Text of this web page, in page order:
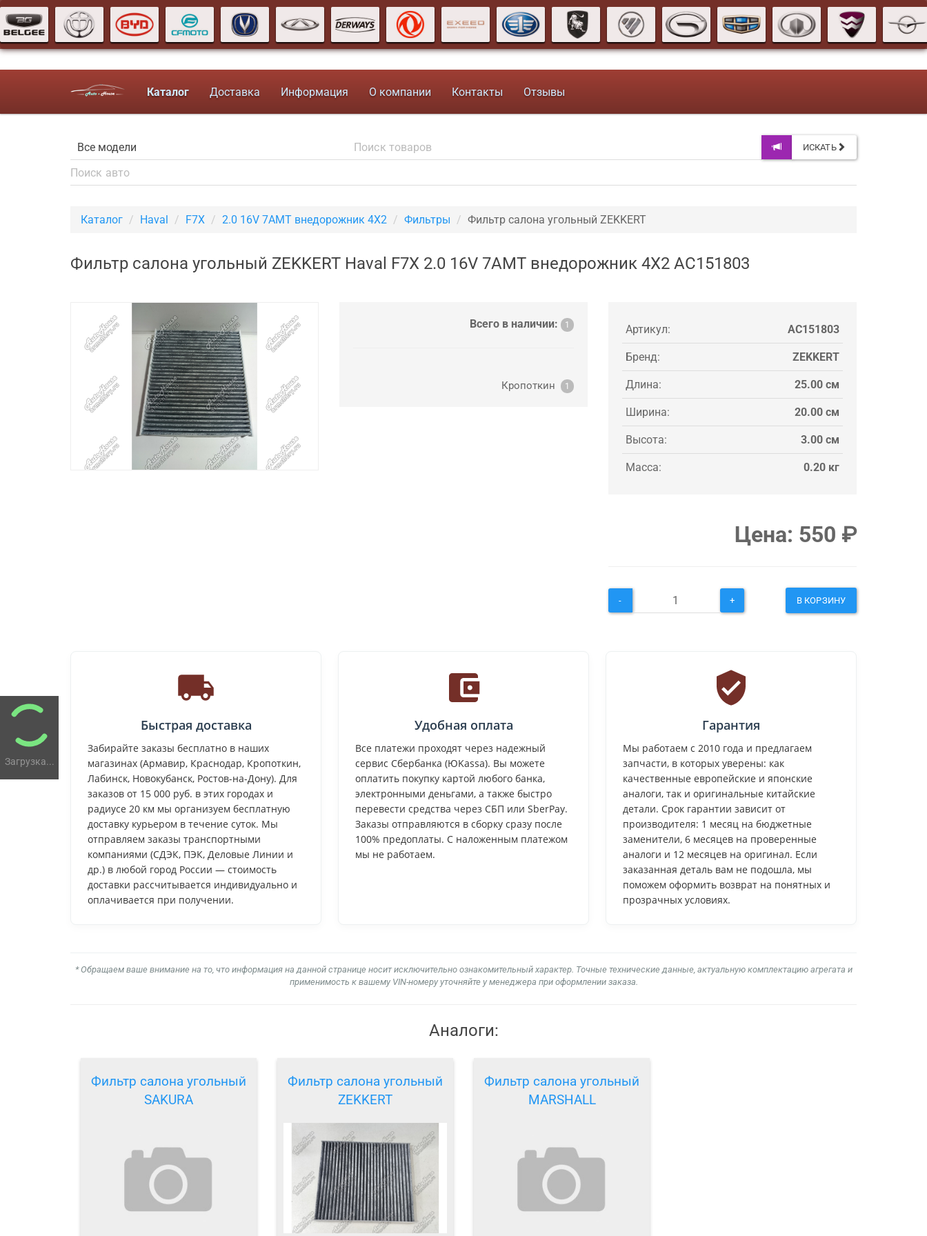
Загрузка...
Каталог Доставка Информация О компании Контакты Отзывы
ИСКАТЬ
Каталог Haval F7X 2.0 16V 7AMT внедорожник 4X2 Фильтры Фильтр салона угольный ZEKKERT
Фильтр салона угольный ZEKKERT Haval F7X 2.0 16V 7AMT внедорожник 4X2 AC151803
Всего в наличии: 1
Кропоткин 1
Артикул: AC151803
Бренд: ZEKKERT
Длина: 25.00 см
Ширина: 20.00 см
Высота: 3.00 см
Масса: 0.20 кг
Цена: 550 ₽
- + В КОРЗИНУ
Быстрая доставка
Забирайте заказы бесплатно в наших
магазинах (Армавир, Краснодар, Кропоткин,
Лабинск, Новокубанск, Ростов-на-Дону). Для
заказов от 15 000 руб. в этих городах и
радиусе 20 км мы организуем бесплатную
доставку курьером в течение суток. Мы
отправляем заказы транспортными
компаниями (СДЭК, ПЭК, Деловые Линии и
др.) в любой город России — стоимость
доставки рассчитывается индивидуально и
оплачивается при получении.
Удобная оплата
Все платежи проходят через надежный
сервис Сбербанка (ЮKassa). Вы можете
оплатить покупку картой любого банка,
электронными деньгами, а также быстро
перевести средства через СБП или SberPay.
Заказы отправляются в сборку сразу после
100% предоплаты. С наложенным платежом
мы не работаем.
Гарантия
Мы работаем с 2010 года и предлагаем
запчасти, в которых уверены: как
качественные европейские и японские
аналоги, так и оригинальные китайские
детали. Срок гарантии зависит от
производителя: 1 месяц на бюджетные
заменители, 6 месяцев на проверенные
аналоги и 12 месяцев на оригинал. Если
заказанная деталь вам не подошла, мы
поможем оформить возврат на понятных и
прозрачных условиях.
* Обращаем ваше внимание на то, что информация на данной странице носит исключительно ознакомительный характер. Точные технические данные, актуальную комплектацию агрегата и
применимость к вашему VIN-номеру уточняйте у менеджера при оформлении заказа.
Аналоги:
Фильтр салона угольный
SAKURA
Фильтр салона угольный
ZEKKERT
Фильтр салона угольный
MARSHALL